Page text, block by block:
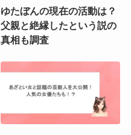
ゆたぼんの現在の活動は？
父親と絶縁したという説の
真相も調査